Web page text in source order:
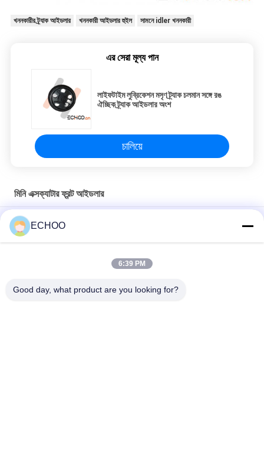
খননকারীর ট্র্যাক আইডলার খননকারী আইডলার হুইল সামনে idler খননকারী
এর সেরা মূল্য পান
লাইফটাইম লুব্রিকেশন মসৃণ ট্র্যাক চলমান সঙ্গে রঙ
ঐচ্ছিক ট্র্যাক আইডলার অংশ
চালিয়ে
মিনি এক্সক্যাটার ফ্রন্ট আইডলার
পেল চাকরি EB12.4 মিনি খননকারী আইডলার হুইল / আন্ডার ক্যারেজ আইডলার অ্যাসি
টেকসই VIO17 / VIO17-2 মিনি খননকারী ফ্রন্ট আইডলার ইয়ানমার স্টিল ট্র্যাকের জন্য
172173-37102 মিনি এক্সক্যাভেটর ফ্রন্ট আইডলার, মিনি খননকারীর লং লং ওয়ারেন্টি
ECHOO
6:39 PM
Good day, what product are you looking for?